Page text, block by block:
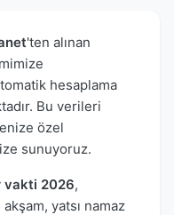
'ten alınan
hesaplama
Bu verileri
özel
sunuyoruz.
vakti 2026,
yatsı namaz